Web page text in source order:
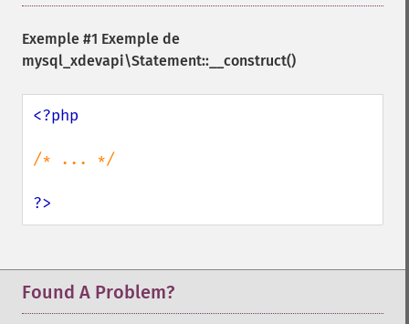
Exemple #1 Exemple de
mysql_xdevapi\Statement::__construct()
<?php
/* ... */
?>
Found A Problem?